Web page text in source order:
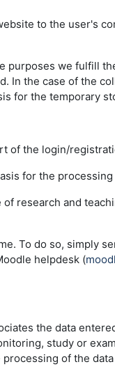
to the user's
we fulfill
In the case of the
for the temporary
of the login/
for the processing
research and
To do so, simply
helpdesk (
the data
study or
of the data